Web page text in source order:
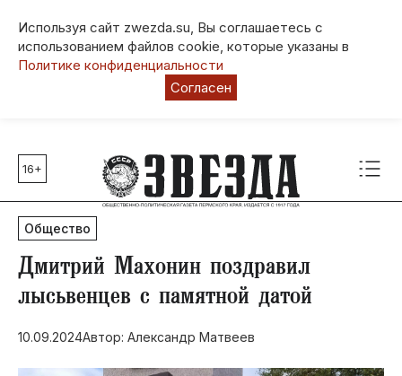
Используя сайт zwezda.su, Вы соглашаетесь с
использованием файлов cookie, которые указаны в
Политике конфиденциальности
Согласен
Главные темы
80 лет Победы
Молодежная столица РФ
СВО
Выборы в Пермском крае
Социальная поддержка
Инфраструктура
Благоустройство
16+
Общество
Дмитрий Махонин поздравил
лысьвенцев с памятной датой
10.09.2024Автор: Александр Матвеев